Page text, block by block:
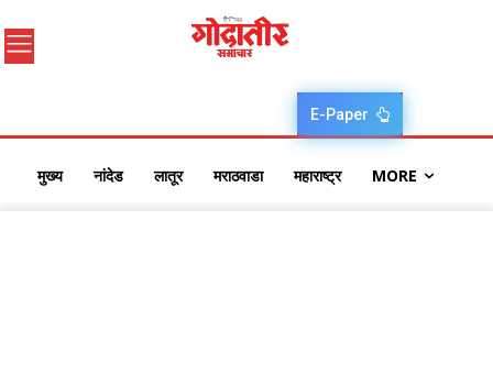
E-Paper
मुख्य नांदेड लातूर मराठवाडा महाराष्ट्र MORE